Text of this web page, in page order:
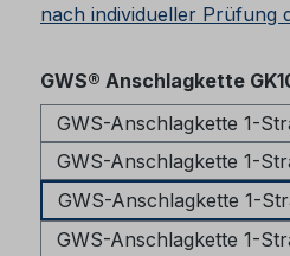
nach individueller Prüfung
GWS® Anschlagkette
GWS-Anschlagkette 1-
GWS-Anschlagkette 1-
GWS-Anschlagkette 1-
GWS-Anschlagkette 1-